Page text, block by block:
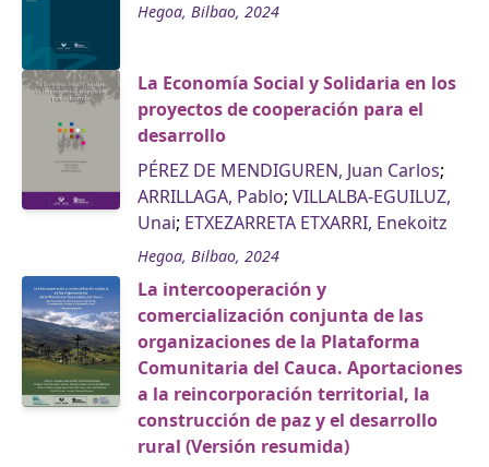
Hegoa, Bilbao, 2024
La Economía Social y Solidaria en los
proyectos de cooperación para el
desarrollo
PÉREZ DE MENDIGUREN, Juan Carlos;
ARRILLAGA, Pablo; VILLALBA-EGUILUZ,
Unai; ETXEZARRETA ETXARRI, Enekoitz
Hegoa, Bilbao, 2024
La intercooperación y
comercialización conjunta de las
organizaciones de la Plataforma
Comunitaria del Cauca. Aportaciones
a la reincorporación territorial, la
construcción de paz y el desarrollo
rural (Versión resumida)